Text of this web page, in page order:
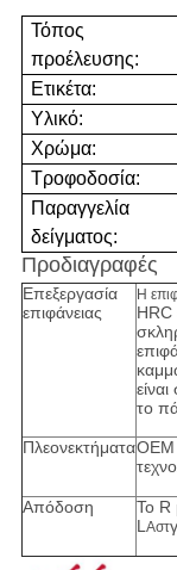
Τόπος
προέλευσης:
Ετικέτα:
Υλικό:
Χρώμα:
Τροφοδοσία:
Παραγγελία
δείγματος:
Προδιαγραφές
Επεξεργασία
επιφάνειας
Η
HRC
το
ΠλεονεκτήματαOEM
Απόδοση Το R
L Αστ